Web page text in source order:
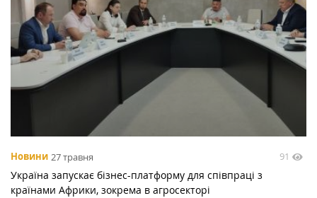
Новини 27 травня 91
Україна запускає бізнес-платформу для співпраці з
країнами Африки, зокрема в агросекторі